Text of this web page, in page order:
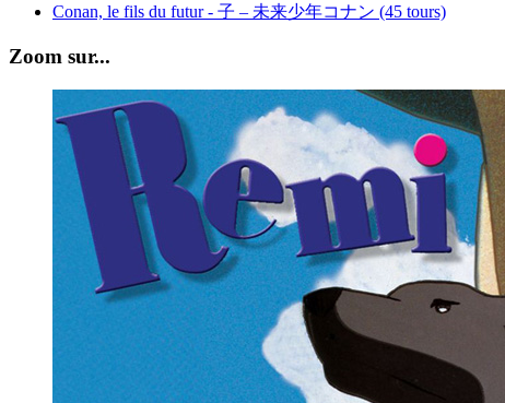
Conan, le fils du futur - 子 – 未来少年コナン (45 tours)
Zoom sur...